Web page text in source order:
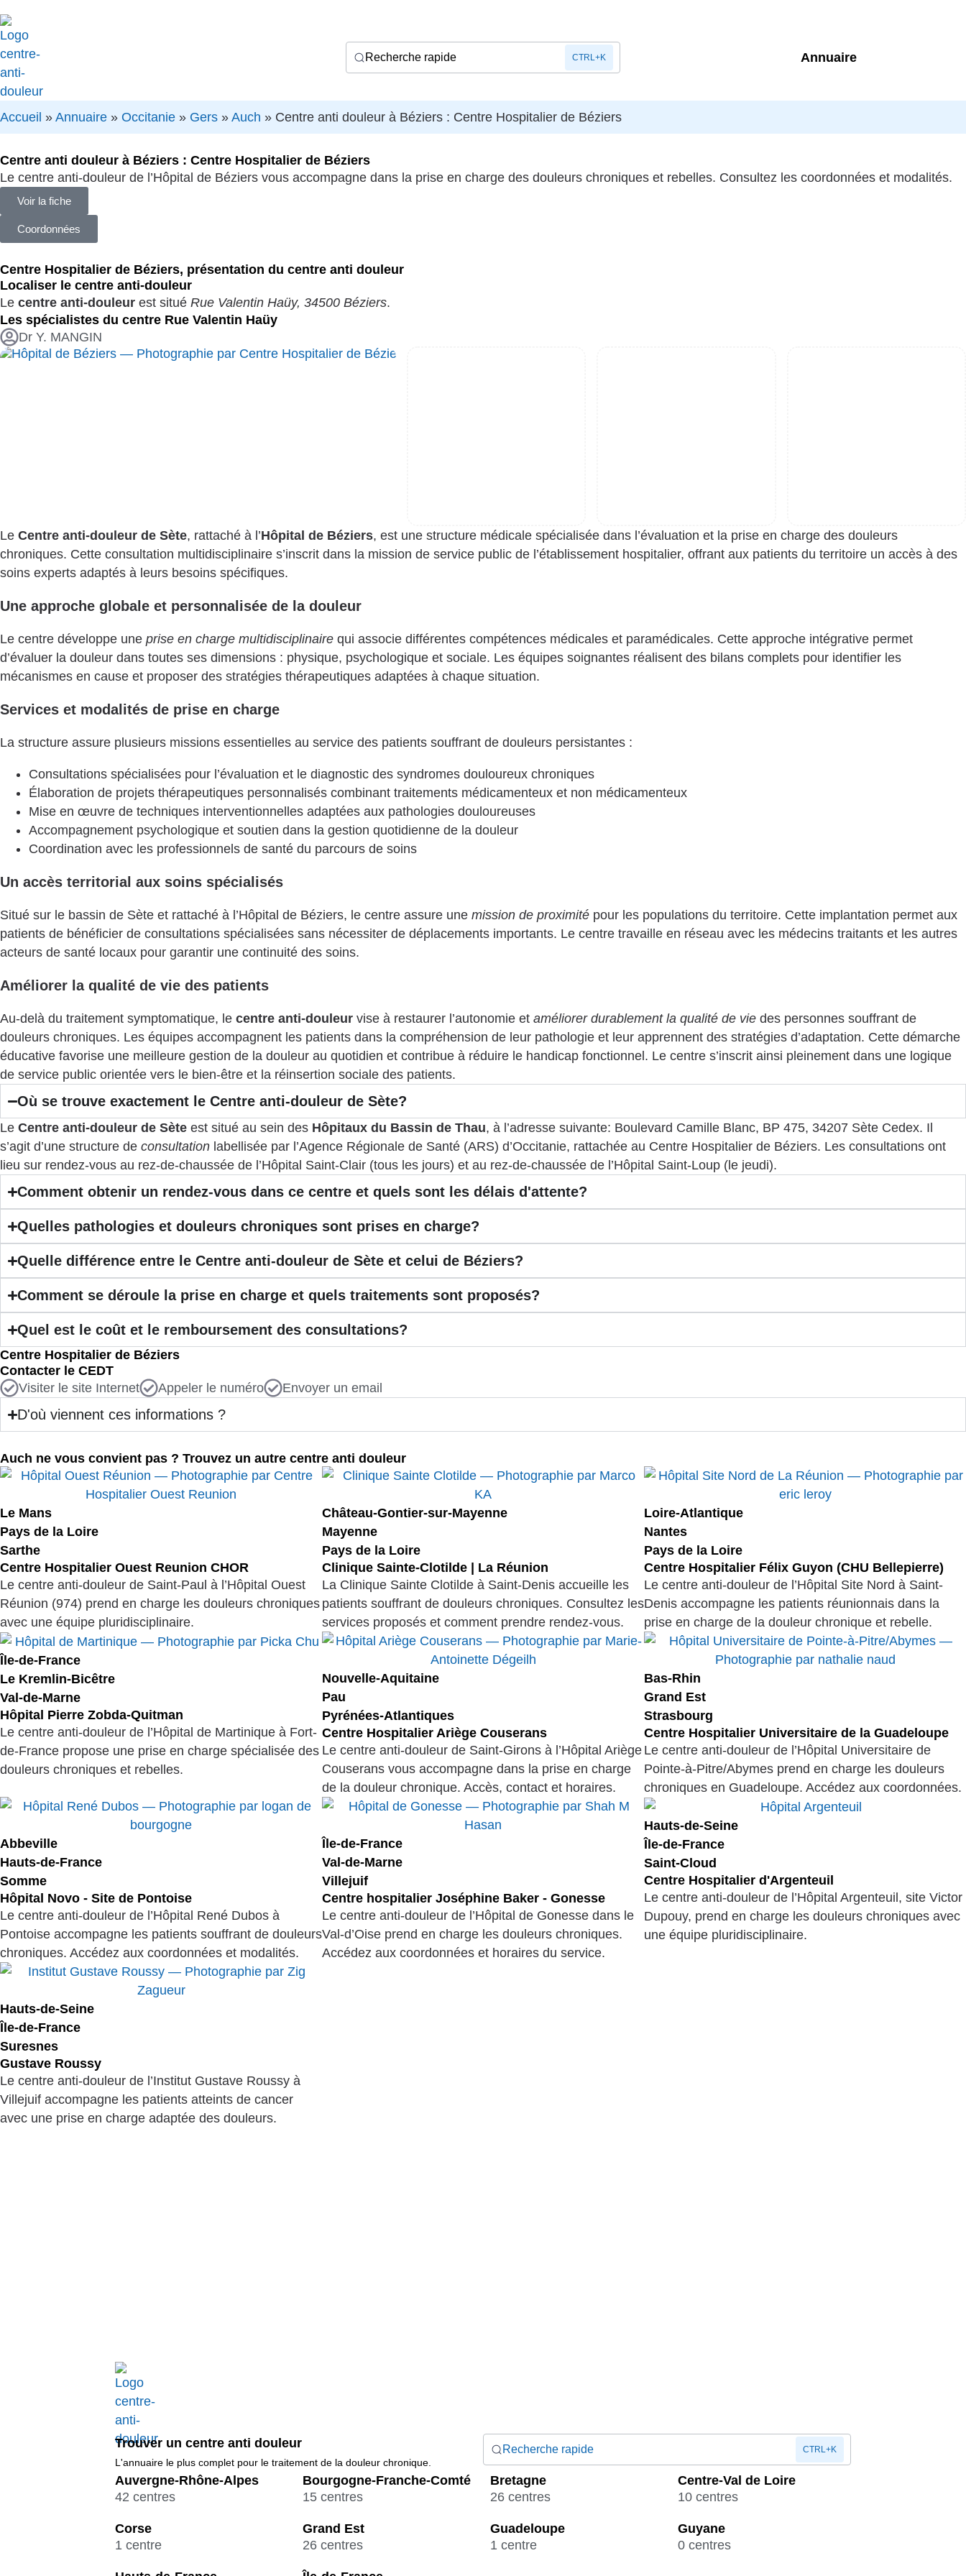
Recherche rapide CTRL+K Annuaire
Accueil » Annuaire » Occitanie » Gers » Auch » Centre anti douleur à Béziers : Centre Hospitalier de Béziers
Centre anti douleur à Béziers : Centre Hospitalier de Béziers
Le centre anti-douleur de l’Hôpital de Béziers vous accompagne dans la prise en charge des douleurs chroniques et rebelles. Consultez les coordonnées et modalités.
Voir la fiche
Coordonnées
Centre Hospitalier de Béziers, présentation du centre anti douleur
Localiser le centre anti-douleur
Le centre anti-douleur est situé Rue Valentin Haüy, 34500 Béziers.
Les spécialistes du centre Rue Valentin Haüy
Dr Y. MANGIN
Le Centre anti-douleur de Sète, rattaché à l’Hôpital de Béziers, est une structure médicale spécialisée dans l’évaluation et la prise en charge des douleurs
chroniques. Cette consultation multidisciplinaire s’inscrit dans la mission de service public de l’établissement hospitalier, offrant aux patients du territoire un accès à des
soins experts adaptés à leurs besoins spécifiques.
Une approche globale et personnalisée de la douleur
Le centre développe une prise en charge multidisciplinaire qui associe différentes compétences médicales et paramédicales. Cette approche intégrative permet
d’évaluer la douleur dans toutes ses dimensions : physique, psychologique et sociale. Les équipes soignantes réalisent des bilans complets pour identifier les
mécanismes en cause et proposer des stratégies thérapeutiques adaptées à chaque situation.
Services et modalités de prise en charge
La structure assure plusieurs missions essentielles au service des patients souffrant de douleurs persistantes :
Consultations spécialisées pour l’évaluation et le diagnostic des syndromes douloureux chroniques
Élaboration de projets thérapeutiques personnalisés combinant traitements médicamenteux et non médicamenteux
Mise en œuvre de techniques interventionnelles adaptées aux pathologies douloureuses
Accompagnement psychologique et soutien dans la gestion quotidienne de la douleur
Coordination avec les professionnels de santé du parcours de soins
Un accès territorial aux soins spécialisés
Situé sur le bassin de Sète et rattaché à l’Hôpital de Béziers, le centre assure une mission de proximité pour les populations du territoire. Cette implantation permet aux
patients de bénéficier de consultations spécialisées sans nécessiter de déplacements importants. Le centre travaille en réseau avec les médecins traitants et les autres
acteurs de santé locaux pour garantir une continuité des soins.
Améliorer la qualité de vie des patients
Au-delà du traitement symptomatique, le centre anti-douleur vise à restaurer l’autonomie et améliorer durablement la qualité de vie des personnes souffrant de
douleurs chroniques. Les équipes accompagnent les patients dans la compréhension de leur pathologie et leur apprennent des stratégies d’adaptation. Cette démarche
éducative favorise une meilleure gestion de la douleur au quotidien et contribue à réduire le handicap fonctionnel. Le centre s’inscrit ainsi pleinement dans une logique
de service public orientée vers le bien-être et la réinsertion sociale des patients.
Où se trouve exactement le Centre anti-douleur de Sète?
Le Centre anti-douleur de Sète est situé au sein des Hôpitaux du Bassin de Thau, à l’adresse suivante: Boulevard Camille Blanc, BP 475, 34207 Sète Cedex. Il
s’agit d’une structure de consultation labellisée par l’Agence Régionale de Santé (ARS) d’Occitanie, rattachée au Centre Hospitalier de Béziers. Les consultations ont
lieu sur rendez-vous au rez-de-chaussée de l’Hôpital Saint-Clair (tous les jours) et au rez-de-chaussée de l’Hôpital Saint-Loup (le jeudi).
Comment obtenir un rendez-vous dans ce centre et quels sont les délais d'attente?
Quelles pathologies et douleurs chroniques sont prises en charge?
Quelle différence entre le Centre anti-douleur de Sète et celui de Béziers?
Comment se déroule la prise en charge et quels traitements sont proposés?
Quel est le coût et le remboursement des consultations?
Centre Hospitalier de Béziers
Contacter le CEDT
Visiter le site Internet
Appeler le numéro Envoyer un email
D'où viennent ces informations ?
Auch ne vous convient pas ? Trouvez un autre centre anti douleur
Le Mans
Pays de la Loire
Sarthe
Centre Hospitalier Ouest Reunion CHOR
Le centre anti-douleur de Saint-Paul à l’Hôpital Ouest
Réunion (974) prend en charge les douleurs chroniques
avec une équipe pluridisciplinaire.
Château-Gontier-sur-Mayenne
Mayenne
Pays de la Loire
Clinique Sainte-Clotilde | La Réunion
La Clinique Sainte Clotilde à Saint-Denis accueille les
patients souffrant de douleurs chroniques. Consultez les
services proposés et comment prendre rendez-vous.
Loire-Atlantique
Nantes
Pays de la Loire
Centre Hospitalier Félix Guyon (CHU Bellepierre)
Le centre anti-douleur de l’Hôpital Site Nord à Saint-
Denis accompagne les patients réunionnais dans la
prise en charge de la douleur chronique et rebelle.
Île-de-France
Le Kremlin-Bicêtre
Val-de-Marne
Hôpital Pierre Zobda-Quitman
Le centre anti-douleur de l’Hôpital de Martinique à Fort-
de-France propose une prise en charge spécialisée des
douleurs chroniques et rebelles.
Nouvelle-Aquitaine
Pau
Pyrénées-Atlantiques
Centre Hospitalier Ariège Couserans
Le centre anti-douleur de Saint-Girons à l’Hôpital Ariège
Couserans vous accompagne dans la prise en charge
de la douleur chronique. Accès, contact et horaires.
Bas-Rhin
Grand Est
Strasbourg
Centre Hospitalier Universitaire de la Guadeloupe
Le centre anti-douleur de l’Hôpital Universitaire de
Pointe-à-Pitre/Abymes prend en charge les douleurs
chroniques en Guadeloupe. Accédez aux coordonnées.
Abbeville
Hauts-de-France
Somme
Hôpital Novo - Site de Pontoise
Le centre anti-douleur de l’Hôpital René Dubos à
Pontoise accompagne les patients souffrant de douleurs
chroniques. Accédez aux coordonnées et modalités.
Île-de-France
Val-de-Marne
Villejuif
Centre hospitalier Joséphine Baker - Gonesse
Le centre anti-douleur de l’Hôpital de Gonesse dans le
Val-d’Oise prend en charge les douleurs chroniques.
Accédez aux coordonnées et horaires du service.
Hauts-de-Seine
Île-de-France
Saint-Cloud
Centre Hospitalier d'Argenteuil
Le centre anti-douleur de l’Hôpital Argenteuil, site Victor
Dupouy, prend en charge les douleurs chroniques avec
une équipe pluridisciplinaire.
Hauts-de-Seine
Île-de-France
Suresnes
Gustave Roussy
Le centre anti-douleur de l’Institut Gustave Roussy à
Villejuif accompagne les patients atteints de cancer
avec une prise en charge adaptée des douleurs.
Trouver un centre anti douleur
L'annuaire le plus complet pour le traitement de la douleur chronique.
Recherche rapide CTRL+K
Auvergne-Rhône-Alpes
42 centres
Bourgogne-Franche-Comté
15 centres
Bretagne
26 centres
Centre-Val de Loire
10 centres
Corse
1 centre
Grand Est
26 centres
Guadeloupe
1 centre
Guyane
0 centres